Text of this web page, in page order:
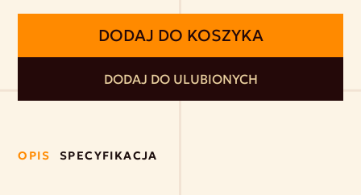
DODAJ DO KOSZYKA
DODAJ DO ULUBIONYCH
OPIS SPECYFIKACJA